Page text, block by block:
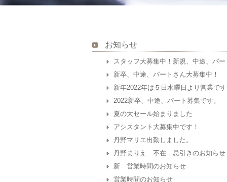
お知らせ
スタッフ大募集中！新規、中途、パ
新卒、中途、パートさん大募集中！
新年2022年は５日水曜日より営業で
2022新卒、中途、パート募集です。
夏の大セール始まりました
アシスタント大募集中です！
丹野マリエ出勤しました。
丹野まりえ 不在 忌引きのお知らせ
新 営業時間のお知らせ
営業時間のお知らせ